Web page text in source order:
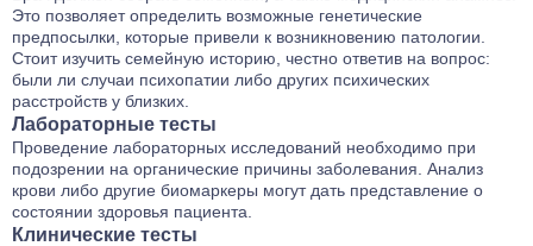
Это позволяет определить возможные генетические
предпосылки, которые привели к возникновению патологии.
Стоит изучить семейную историю, честно ответив на вопрос:
были ли случаи психопатии либо других психических
расстройств у близких.
Лабораторные тесты
Проведение лабораторных исследований необходимо при
подозрении на органические причины заболевания. Анализ
крови либо другие биомаркеры могут дать представление о
состоянии здоровья пациента.
Клинические тесты